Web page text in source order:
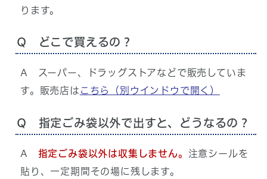
ります。
Q どこで買えるの？
A スーパー、ドラッグストアなどで販売していま
す。販売店は こちら （別ウインドウで開く）
Q 指定ごみ袋以外で出すと、どうなるの？
A 指定ごみ袋以外は収集しません。 注意シールを
貼り、一定期間その場に残します。